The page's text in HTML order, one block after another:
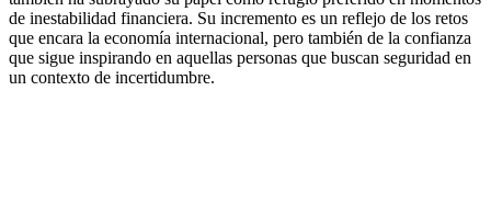
de inestabilidad financiera. Su incremento es un reflejo de los retos
que encara la economía internacional, pero también de la confianza
que sigue inspirando en aquellas personas que buscan seguridad en
un contexto de incertidumbre.